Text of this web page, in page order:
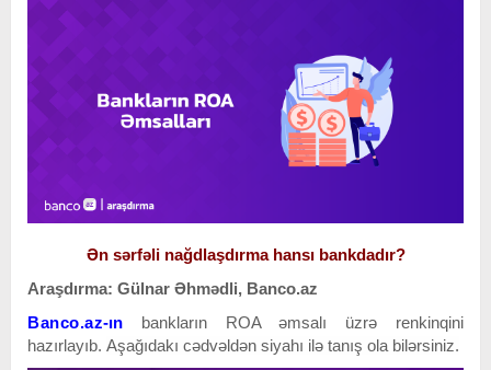
Ən sərfəli nağdlaşdırma hansı bankdadır?
Araşdırma: Gülnar Əhmədli, Banco.az
Banco.az-ın bankların ROA əmsalı üzrə renkinqini
hazırlayıb. Aşağıdakı cədvəldən siyahı ilə tanış ola bilərsiniz.